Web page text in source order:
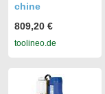
chine
809,20 €
toolineo.de